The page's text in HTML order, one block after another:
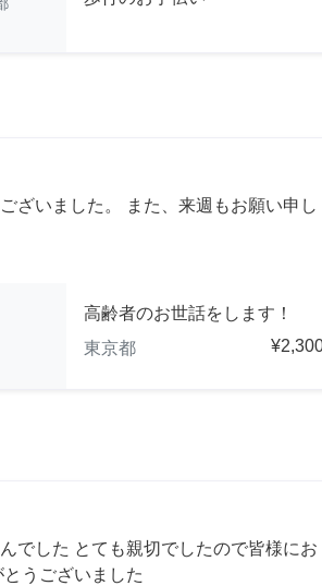
ざいました。 また、来週もお願い申し
高齢者のお世話をします！
東京都
でした とても親切でしたので皆様にお
うございました